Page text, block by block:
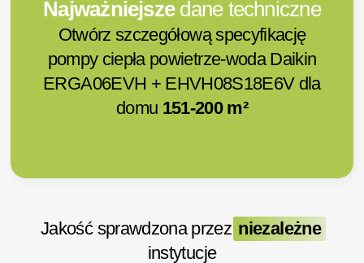
Najważniejsze dane techniczne
Otwórz szczegółową specyfikację
pompy ciepła powietrze-woda Daikin
ERGA06EVH + EHVH08S18E6V dla
domu 151-200 m²
Jakość sprawdzona przez niezależne
instytucje